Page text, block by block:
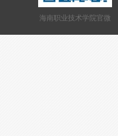
海南职业技术学院官微